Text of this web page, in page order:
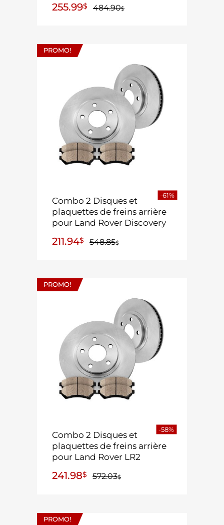
484.90$
255.99$
PROMO!
Combo 2 Disques et
plaquettes de freins arrière
pour Land Rover Discovery
548.85$
211.94$
-61%
PROMO!
Combo 2 Disques et
plaquettes de freins arrière
pour Land Rover LR2
572.03$
241.98$
-58%
PROMO!